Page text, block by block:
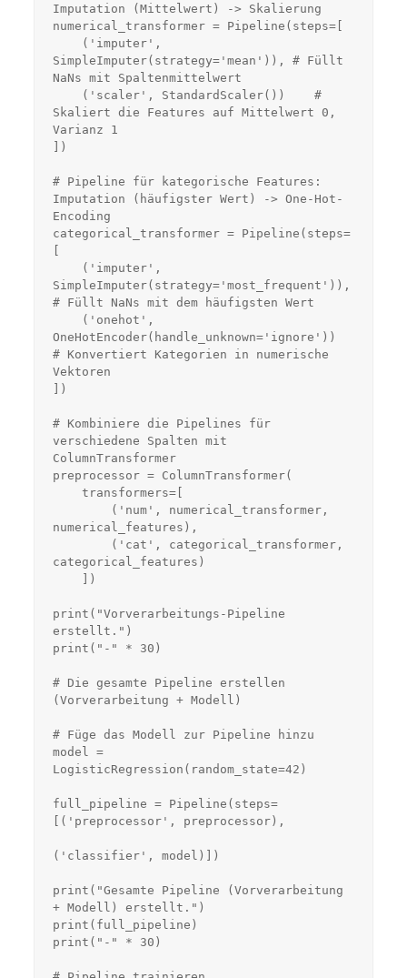
Imputation (Mittelwert) -> Skalierung
numerical_transformer = Pipeline(steps=[
SimpleImputer(strategy='mean')), # Füllt
NaNs mit Spaltenmittelwert
Skaliert die Features auf Mittelwert 0,
Varianz 1
])
# Pipeline für kategorische Features:
Imputation (häufigster Wert) -> One-Hot-
Encoding
categorical_transformer = Pipeline(steps=
SimpleImputer(strategy='most_frequent')),
# Füllt NaNs mit dem häufigsten Wert
OneHotEncoder(handle_unknown='ignore'))
# Konvertiert Kategorien in numerische
Vektoren
])
# Kombiniere die Pipelines für
verschiedene Spalten mit
ColumnTransformer
preprocessor = ColumnTransformer(
numerical_features),
categorical_features)
print("Vorverarbeitungs-Pipeline
erstellt.")
print("-" * 30)
# Die gesamte Pipeline erstellen
(Vorverarbeitung + Modell)
# Füge das Modell zur Pipeline hinzu
model =
LogisticRegression(random_state=42)
full_pipeline = Pipeline(steps=
[('preprocessor', preprocessor),
('classifier', model)])
print("Gesamte Pipeline (Vorverarbeitung
+ Modell) erstellt.")
print(full_pipeline)
print("-" * 30)